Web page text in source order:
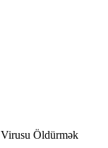
Virusu Öldürmək